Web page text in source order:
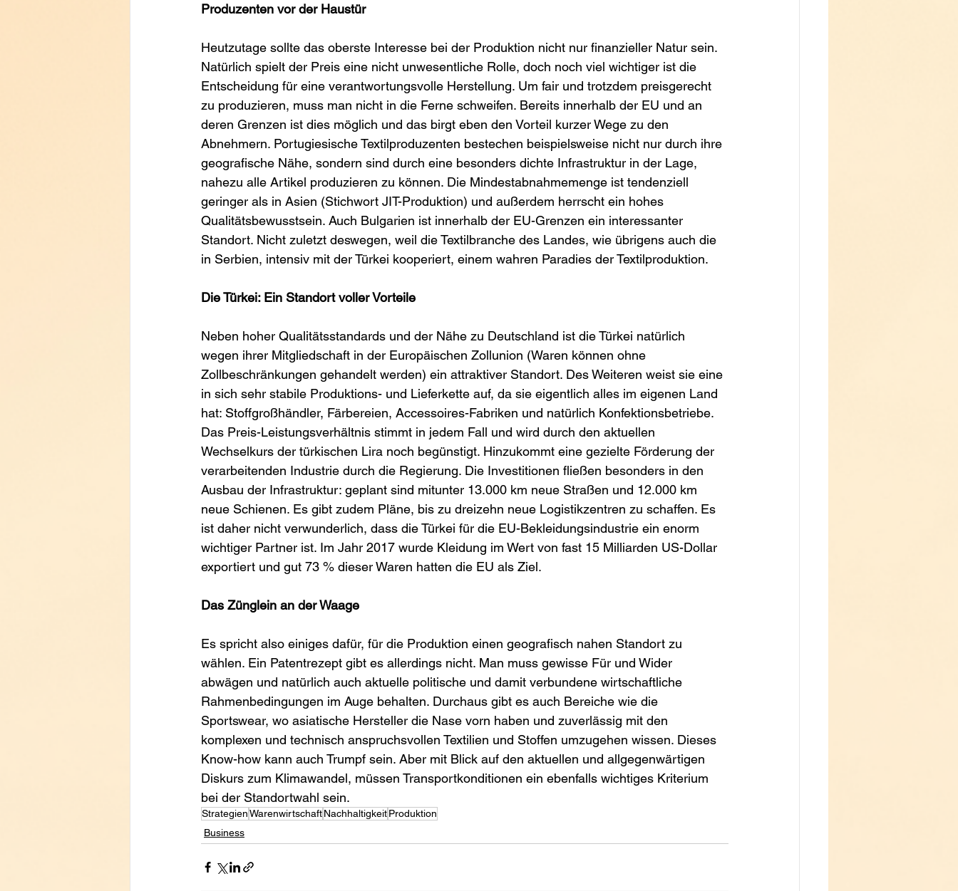
Produzenten vor der Haustür
Heutzutage sollte das oberste Interesse bei der Produktion nicht nur finanzieller Natur sein.
Natürlich spielt der Preis eine nicht unwesentliche Rolle, doch noch viel wichtiger ist die
Entscheidung für eine verantwortungsvolle Herstellung. Um fair und trotzdem preisgerecht
zu produzieren, muss man nicht in die Ferne schweifen. Bereits innerhalb der EU und an
deren Grenzen ist dies möglich und das birgt eben den Vorteil kurzer Wege zu den
Abnehmern. Portugiesische Textilproduzenten bestechen beispielsweise nicht nur durch ihre
geografische Nähe, sondern sind durch eine besonders dichte Infrastruktur in der Lage,
nahezu alle Artikel produzieren zu können. Die Mindestabnahmemenge ist tendenziell
geringer als in Asien (Stichwort JIT-Produktion) und außerdem herrscht ein hohes
Qualitätsbewusstsein. Auch Bulgarien ist innerhalb der EU-Grenzen ein interessanter
Standort. Nicht zuletzt deswegen, weil die Textilbranche des Landes, wie übrigens auch die
in Serbien, intensiv mit der Türkei kooperiert, einem wahren Paradies der Textilproduktion.
Die Türkei: Ein Standort voller Vorteile
Neben hoher Qualitätsstandards und der Nähe zu Deutschland ist die Türkei natürlich
wegen ihrer Mitgliedschaft in der Europäischen Zollunion (Waren können ohne
Zollbeschränkungen gehandelt werden) ein attraktiver Standort. Des Weiteren weist sie eine
in sich sehr stabile Produktions- und Lieferkette auf, da sie eigentlich alles im eigenen Land
hat: Stoffgroßhändler, Färbereien, Accessoires-Fabriken und natürlich Konfektionsbetriebe.
Das Preis-Leistungsverhältnis stimmt in jedem Fall und wird durch den aktuellen
Wechselkurs der türkischen Lira noch begünstigt. Hinzukommt eine gezielte Förderung der
verarbeitenden Industrie durch die Regierung. Die Investitionen fließen besonders in den
Ausbau der Infrastruktur: geplant sind mitunter 13.000 km neue Straßen und 12.000 km
neue Schienen. Es gibt zudem Pläne, bis zu dreizehn neue Logistikzentren zu schaffen. Es
ist daher nicht verwunderlich, dass die Türkei für die EU-Bekleidungsindustrie ein enorm
wichtiger Partner ist. Im Jahr 2017 wurde Kleidung im Wert von fast 15 Milliarden US-Dollar
exportiert und gut 73 % dieser Waren hatten die EU als Ziel.
Das Zünglein an der Waage
Es spricht also einiges dafür, für die Produktion einen geografisch nahen Standort zu
wählen. Ein Patentrezept gibt es allerdings nicht. Man muss gewisse Für und Wider
abwägen und natürlich auch aktuelle politische und damit verbundene wirtschaftliche
Rahmenbedingungen im Auge behalten. Durchaus gibt es auch Bereiche wie die
Sportswear, wo asiatische Hersteller die Nase vorn haben und zuverlässig mit den
komplexen und technisch anspruchsvollen Textilien und Stoffen umzugehen wissen. Dieses
Know-how kann auch Trumpf sein. Aber mit Blick auf den aktuellen und allgegenwärtigen
Diskurs zum Klimawandel, müssen Transportkonditionen ein ebenfalls wichtiges Kriterium
bei der Standortwahl sein.
StrategienWarenwirtschaftNachhaltigkeitProduktion
Business